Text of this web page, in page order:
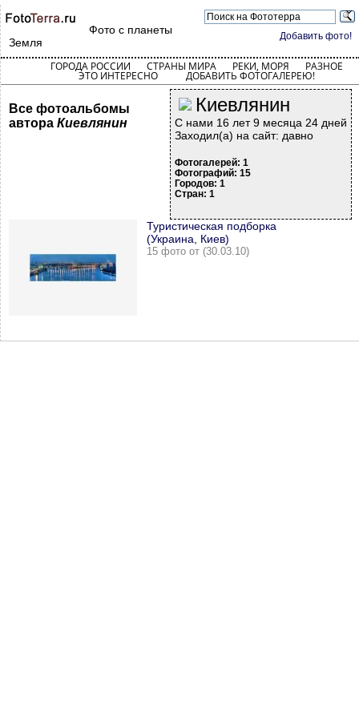
Добавить фото!
Фото с планеты
Земля
ГОРОДА РОССИИ СТРАНЫ МИРА РЕКИ, МОРЯ РАЗНОЕ
ЭТО ИНТЕРЕСНО ДОБАВИТЬ ФОТОГАЛЕРЕЮ!
Киевлянин
С нами 16 лет 9 месяца 24 дней
Заходил(а) на сайт: давно
Фотогалерей: 1
Фотографий: 15
Городов: 1
Стран: 1
Все фотоальбомы
автора Киевлянин
Туристическая подборка
(Украина, Киев)
15 фото от (30.03.10)